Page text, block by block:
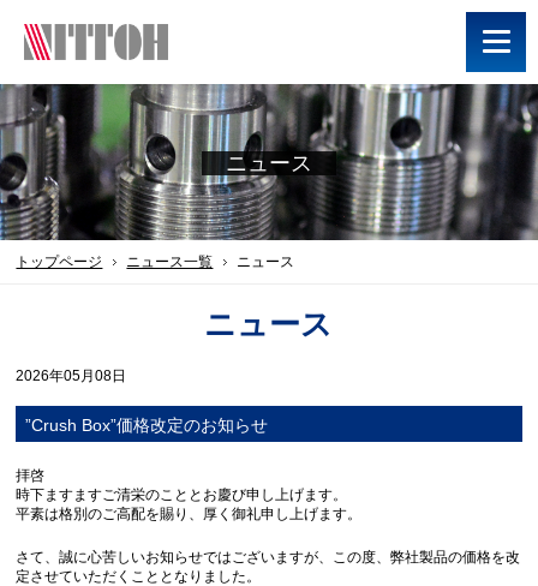
ニュース
トップページ ニュース一覧 ニュース
ニュース
2026年05月08日
”Crush Box”価格改定のお知らせ
拝啓
時下ますますご清栄のこととお慶び申し上げます。
平素は格別のご高配を賜り、厚く御礼申し上げます。
さて、誠に心苦しいお知らせではございますが、この度、弊社製品の価格を改
定させていただくこととなりました。